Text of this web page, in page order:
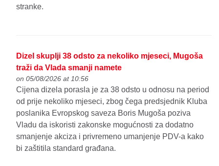
stranke.
Dizel skuplji 38 odsto za nekoliko mjeseci, Mugoša
traži da Vlada smanji namete
on 05/08/2026 at 10:56
Cijena dizela porasla je za 38 odsto u odnosu na period
od prije nekoliko mjeseci, zbog čega predsjednik Kluba
poslanika Evropskog saveza Boris Mugoša poziva
Vladu da iskoristi zakonske mogućnosti za dodatno
smanjenje akciza i privremeno umanjenje PDV-a kako
bi zaštitila standard građana.